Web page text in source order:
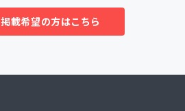
掲載希望の方はこちら